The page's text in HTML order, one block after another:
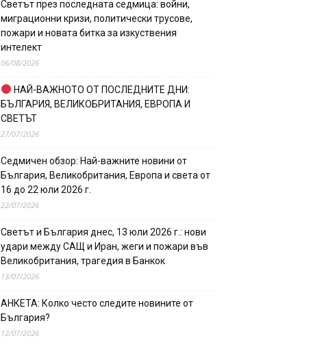
Светът през последната седмица: войни,
миграционни кризи, политически трусове,
пожари и новата битка за изкуствения
интелект
06/08/2026
НАЙ-ВАЖНОТО ОТ ПОСЛЕДНИТЕ ДНИ:
БЪЛГАРИЯ, ВЕЛИКОБРИТАНИЯ, ЕВРОПА И
СВЕТЪТ
27/07/2026
Седмичен обзор: Най-важните новини от
България, Великобритания, Европа и света от
16 до 22 юли 2026 г.
22/07/2026
Светът и България днес, 13 юли 2026 г.: нови
удари между САЩ и Иран, жеги и пожари във
Великобритания, трагедия в Банкок
13/07/2026
АНКЕТА: Колко често следите новините от
България?
12/07/2026